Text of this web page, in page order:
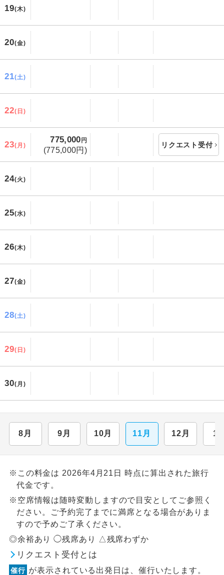
19(木)
20(金)
21(土)
22(日)
23(月)
775,000円
(775,000円)
リクエスト受付
24(火)
25(水)
26(木)
27(金)
28(土)
29(日)
30(月)
8月 9月 10月 11月 12月 1
※この料金は 2026年4月21日 時点に算出された旅行
代金です。
※空席情報は随時変動しますので目安としてご参照く
ださい。ご予約完了までに満席となる場合がありま
すので予めご了承ください。
◎余裕あり ◯残席あり △残席わずか
リクエスト受付とは
催行 が表示されている出発日は、催行いたします。